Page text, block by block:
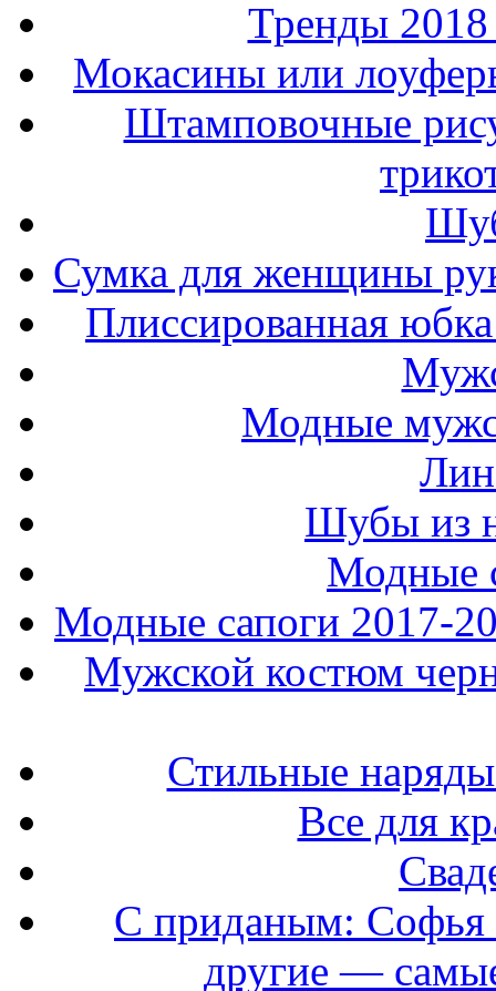
Тренды
Мокасины или
Штамповочные
Сумка для женщины
Плиссированная
Модные
Шубы из
Модные
Модные сапоги 2017-
Мужской костюм
Стильные
Все для
С приданым: Софья
другие —